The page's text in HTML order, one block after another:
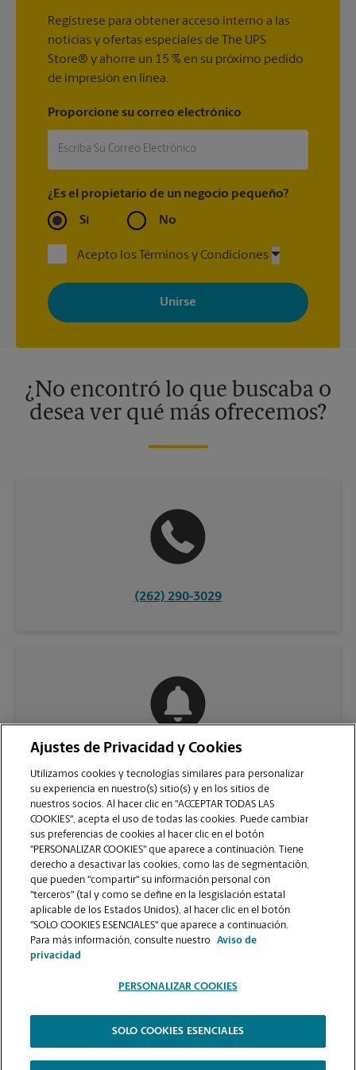
Regístrese para obtener acceso interno a las
noticias y ofertas especiales de The UPS
Store® y ahorre un 15 % en su próximo pedido
de impresión en línea.
Proporcione su correo electrónico
¿Es el propietario de un negocio pequeño?
Sí No
Acepto los Términos y Condiciones
Al registrarse, acepta recibir correos electrónicos de The UPS
Store con noticias, ofertas especiales, promociones y mensajes
adaptados a sus intereses. Puede darse de baja en cualquier
momento. Para más información, consulte nuestra política de
¿No encontró lo que buscaba o
desea ver qué más ofrecemos?
(262) 290-3029
VER LA PÁGINA DE LA TIENDA
2026.
The UPS Store | Aviso de Privacidad | Términos de Uso del Sitio Web |
Contraste Alto
Ajustes de Privacidad y Cookies
Utilizamos cookies y tecnologías similares para personalizar
su experiencia en nuestro(s) sitio(s) y en los sitios de
nuestros socios. Al hacer clic en "ACCEPTAR TODAS LAS
COOKIES", acepta el uso de todas las cookies. Puede cambiar
sus preferencias de cookies al hacer clic en el botón
"PERSONALIZAR COOKIES" que aparece a continuación. Tiene
derecho a desactivar las cookies, como las de segmentación,
que pueden "compartir" su información personal con
"terceros" (tal y como se define en la lesgislación estatal
aplicable de los Estados Unidos), al hacer clic en el botón
"SOLO COOKIES ESENCIALES" que aparece a continuación.
Para más información, consulte nuestro
Aviso de
privacidad
PERSONALIZAR COOKIES
SOLO COOKIES ESENCIALES